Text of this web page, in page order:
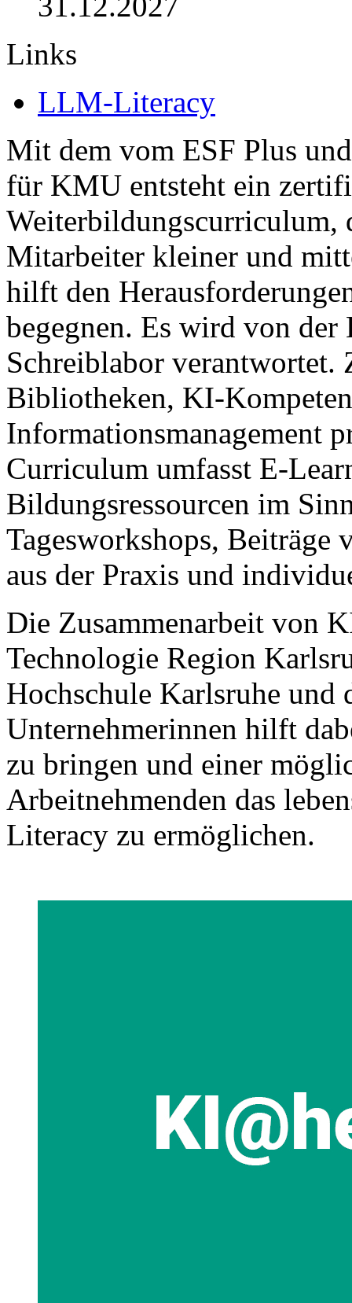
Links
LLM-Literacy
Mit dem vom ESF Plus
für KMU entsteht ein
Weiterbildungscurriculum,
Mitarbeiter kleiner und
hilft den
begegnen. Es wird von
Schreiblabor
Bibliotheken, KI-
Informationsmanagement
Curriculum umfasst E-
Bildungsressourcen im
Tagesworkshops, Beiträge
aus der Praxis und
Die Zusammenarbeit von
Technologie Region
Hochschule Karlsruhe und
Unternehmerinnen hilft
zu bringen und einer
Arbeitnehmenden das
Literacy zu ermöglichen.